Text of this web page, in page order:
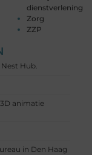
dienstverlening
Zorg
ZZP
Hub.
animatie
in Den Haag